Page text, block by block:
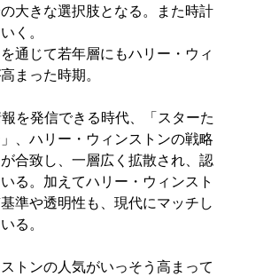
大きな選択肢となる。また時計
く。
通じて若年層にもハリー・ウィ
まった時期。
を発信できる時代、「スターた
、ハリー・ウィンストンの戦略
合致し、一層広く拡散され、認
る。加えてハリー・ウィンスト
準や透明性も、現代にマッチし
る。
トンの人気がいっそう高まって